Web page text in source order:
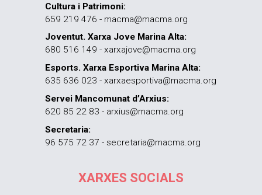
Cultura i Patrimoni:
659 219 476 - macma@macma.org
Joventut. Xarxa Jove Marina Alta:
680 516 149 - xarxajove@macma.org
Esports. Xarxa Esportiva Marina Alta:
635 636 023 - xarxaesportiva@macma.org
Servei Mancomunat d’Arxius:
620 85 22 83 - arxius@macma.org
Secretaria:
96 575 72 37 - secretaria@macma.org
XARXES SOCIALS